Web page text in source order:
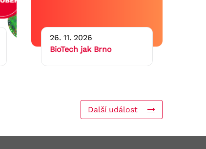
26. 11. 2026
BioTech jak Brno
Další událost